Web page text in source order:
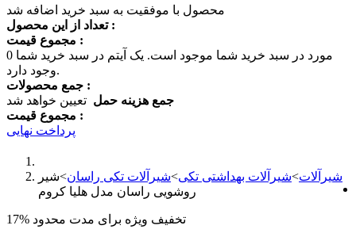
محصول با موفقیت به سبد خرید اضافه شد
تعداد از این محصول :
مجموع قیمت :
0
مورد در سبد خرید شما موجود است. یک آیتم در سبد خرید شما
وجود دارد.
جمع محصولات :
جمع هزینه حمل تعیین خواهد شد
مجموع قیمت :
پرداخت نهایی
شیرآلات>شیرآلات بهداشتی تکی>شیرآلات تکی راسان>شیر
روشویی راسان مدل هلیا کروم
17% تخفیف ویژه برای مدت محدود